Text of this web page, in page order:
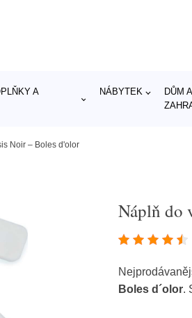
A
NÁBYTEK
DŮM A
Noir – Boles d'olor
Náplň do
Boles d´olor.